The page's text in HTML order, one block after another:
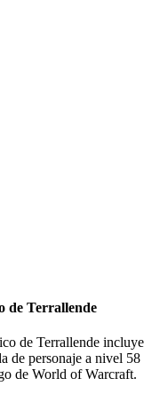
de Terrallende
de Terrallende
de personaje a nivel
de World of Warcraft.